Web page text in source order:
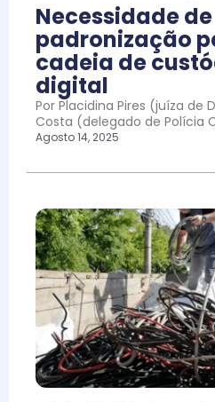
Necessidade de
padronização
cadeia de
digital
Por Placidina Pires (juíza de
Costa (delegado de Polícia
Agosto 14, 2025